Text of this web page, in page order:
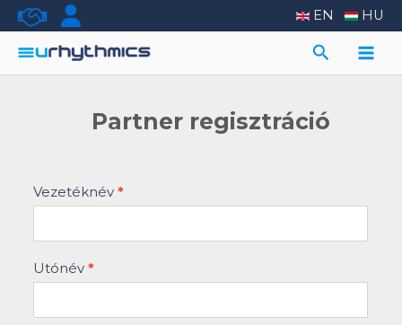
Skip
to
content
EN HU
Search
Partner regisztráció
Partner
regisztrációs
Vezetéknév*
Utónév*